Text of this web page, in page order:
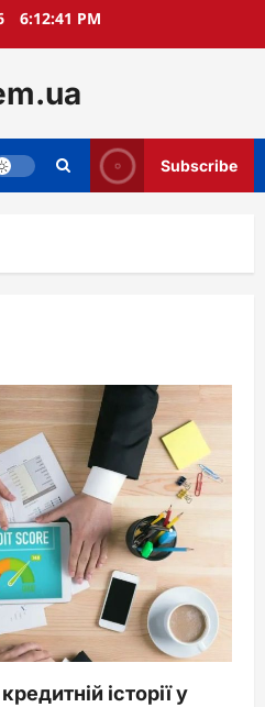
6:12:42 PM
Subscribe
історії у